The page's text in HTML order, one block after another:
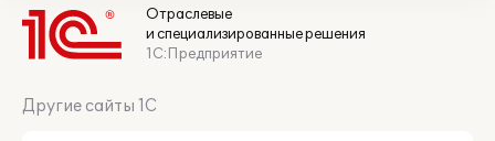
Отраслевые
и специализированные решения
1С:Предприятие
Другие сайты 1С